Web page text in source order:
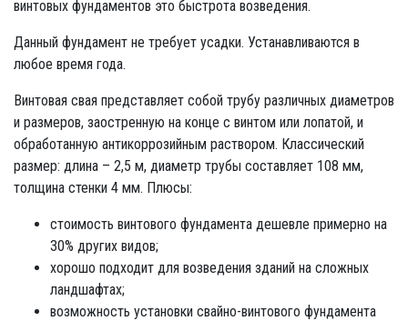
винтовых фундаментов это быстрота возведения.
Данный фундамент не требует усадки. Устанавливаются в
любое время года.
Винтовая свая представляет собой трубу различных диаметров
и размеров, заостренную на конце с винтом или лопатой, и
обработанную антикоррозийным раствором. Классический
размер: длина – 2,5 м, диаметр трубы составляет 108 мм,
толщина стенки 4 мм. Плюсы:
стоимость винтового фундамента дешевле примерно на
30% других видов;
хорошо подходит для возведения зданий на сложных
ландшафтах;
возможность установки свайно-винтового фундамента